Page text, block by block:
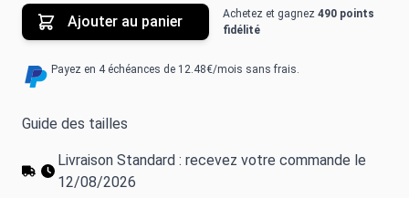
Ajouter au panier Achetez et gagnez 490 points
fidélité
Payez en 4 échéances de 12.48€/mois sans frais.
Guide des tailles
Livraison Standard : recevez votre commande le
12/08/2026